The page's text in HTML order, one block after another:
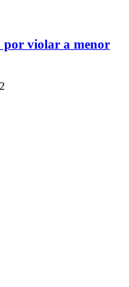
por violar a menor